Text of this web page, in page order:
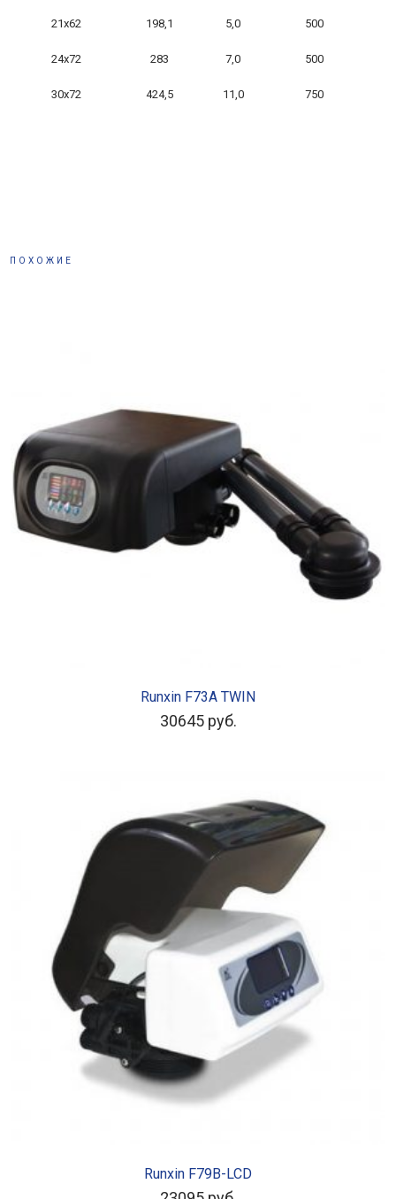
21х62 198,1 5,0 500
24х72 283 7,0 500
30х72 424,5 11,0 750
ПОХОЖИЕ
Runxin F73A TWIN
30645 руб.
Runxin F79B-LCD